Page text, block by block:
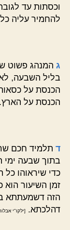
וכסתות עד
להחמיר עליה
ג המנהג פשוט
בליל השבעה,
הכנסת על
הכנסת על הארץ.
ד תלמיד חכם
בתוך שבעה ימי
כדי שיראוהו
זמן השיעור
הזה דשמעתתא
דהלכתא.
[ילקו"י